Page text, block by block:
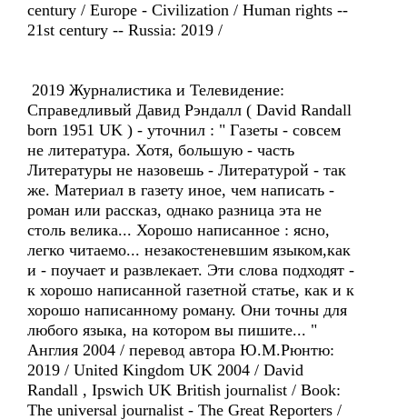
century / Europe - Civilization / Human rights --
21st century -- Russia: 2019 /
2019 Журналистика и Телевидение:
Справедливый Давид Рэндалл ( David Randall
born 1951 UK ) - уточнил : " Газеты - совсем
не литература. Хотя, большую - часть
Литературы не назовешь - Литературой - так
же. Материал в газету иное, чем написать -
роман или рассказ, однако разница эта не
столь велика... Хорошо написанное : ясно,
легко читаемо... незакостеневшим языком,как
и - поучает и развлекает. Эти слова подходят -
к хорошо написанной газетной статье, как и к
хорошо написанному роману. Они точны для
любого языка, на котором вы пишите... "
Англия 2004 / перевод автора Ю.М.Рюнтю:
2019 / United Kingdom UK 2004 / David
Randall , Ipswich UK British journalist / Book:
The universal journalist - The Great Reporters /